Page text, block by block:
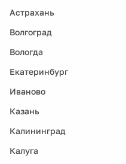
Астрахань
Волгоград
Вологда
Екатеринбург
Иваново
Казань
Калининград
Калуга